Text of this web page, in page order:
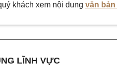
khách xem nội dung văn
LĨNH VỰC